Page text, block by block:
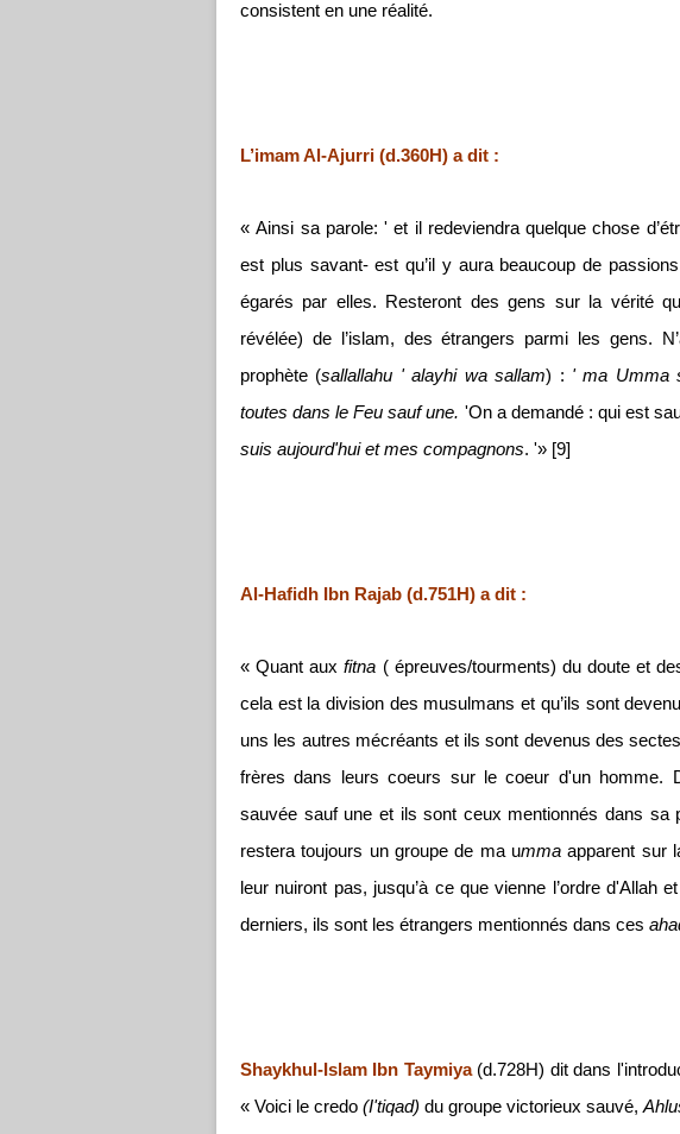
consistent en une réalité.
L’imam Al-Ajurri (d.360H) a dit :
« Ainsi sa parole: ' et il redeviendra quelque chose
est plus savant- est qu’il y aura beaucoup de
égarés par elles. Resteront des gens sur la vérité
révélée) de l’islam, des étrangers parmi les gens.
prophète (sallallahu ' alayhi wa sallam) : ' ma Umma
toutes dans le Feu sauf une. 'On a demandé : qui est
suis aujourd'hui et mes compagnons. '» [9]
Al-Hafidh Ibn Rajab (d.751H) a dit :
« Quant auxfitna ( épreuves/tourments) du doute et
cela est la division des musulmans et qu’ils sont
uns les autres mécréants et ils sont devenus des
frères dans leurs coeurs sur le coeur d'un homme.
sauvée sauf une et ils sont ceux mentionnés dans sa
restera toujours un groupe de ma umma apparent sur
leur nuiront pas, jusqu’à ce que vienne l’ordre
derniers, ils sont les étrangers mentionnés dans ces
Shaykhul-Islam Ibn Taymiya(d.728H) dit dans
« Voici le credo (I'tiqad) du groupe victorieux sauvé,